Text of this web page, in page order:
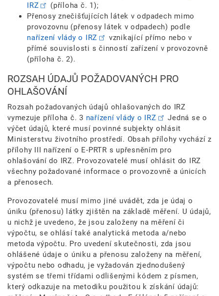
IRZ
(příloha č. 1);
Přenosy znečišťujících látek v odpadech mimo
provozovnu (přenosy látek v odpadech) podle
nařízení vlády o IRZ
vznikající přímo nebo v
přímé souvislosti s činností zařízení v provozovně
(příloha č. 2).
ROZSAH ÚDAJŮ POŽADOVANÝCH PRO
OHLAŠOVÁNÍ
Rozsah požadovaných údajů ohlašovaných do IRZ
vymezuje příloha č. 3 nařízení vlády o IRZ
Jedná se o
výčet údajů, které musí povinné subjekty ohlásit
Ministerstvu životního prostředí. Obsah přílohy vychází z
přílohy III nařízení o E-PRTR s upřesněním pro
ohlašování do IRZ. Provozovatelé musí ohlásit do IRZ
všechny požadované informace o provozovně a únicích
a přenosech.
Provozovatelé musí mimo jiné uvádět, zda je údaj o
úniku (přenosu) látky zjištěn na základě měření. U údajů,
u nichž je uvedeno, že jsou založeny na měření či
výpočtu, se ohlásí také analytická metoda a/nebo
metoda výpočtu. Pro uvedení skutečnosti, zda jsou
ohlášené údaje o úniku a přenosu založeny na měření,
výpočtu nebo odhadu, je vyžadován zjednodušený
systém se třemi třídami odlišenými kódem z písmen,
který odkazuje na metodiku použitou k získání údajů: